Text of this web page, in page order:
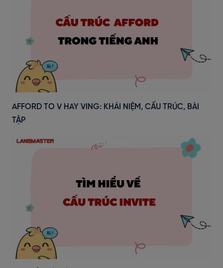
AFFORD TO V HAY VING: KHÁI NIỆM, CẤU TRÚC, BÀI
TẬP